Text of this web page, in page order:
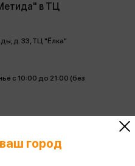
в ТЦ
д. 33, ТЦ "Ёлка"
с 10:00 до 21:00 (без
город